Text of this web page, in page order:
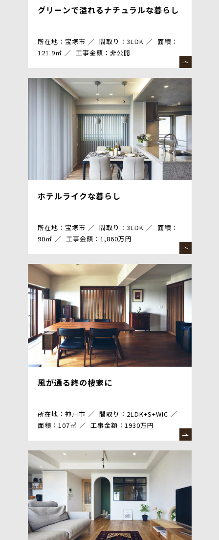
グリーンで溢れるナチュラルな暮らし
所在地：宝塚市 間取り：3LDK
面積：
121.9㎡
工事金額：非公開
ホテルライクな暮らし
所在地：宝塚市 間取り：3LDK
面積：
90㎡
工事金額：1,860万円
風が通る終の棲家に
所在地：神戸市
間取り：2LDK+S+WIC
面積：107㎡
工事金額：1930万円